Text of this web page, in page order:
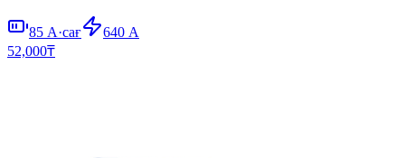
85 А·сағ 640 А
52,000₸